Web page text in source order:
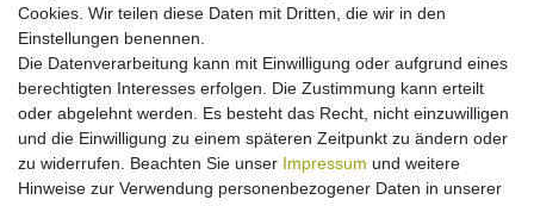
mit maximal möglichen Kapazität bei diesem Akku-Typ!
Hochwertige Zellen mit langer Lebensdauer
passgenau verarbeitet
ersetzt den Originalakku von o.g. Modellen
Aufladung mit jedem zum Gerät passenden Ladegerät
Kein Memoryeffekt
mit Schutz gegen Überladung/Überhitzung/Kurzschluss
maximal mögliche Sicherheit!
Cookies. Wir teilen diese Daten mit Dritten, die wir in den
Einstellungen benennen.
Die Datenverarbeitung kann mit Einwilligung oder aufgrund eines
berechtigten Interesses erfolgen. Die Zustimmung kann erteilt
oder abgelehnt werden. Es besteht das Recht, nicht einzuwilligen
und die Einwilligung zu einem späteren Zeitpunkt zu ändern oder
zu widerrufen. Beachten Sie unser Impressum und weitere
Hinweise zur Verwendung personenbezogener Daten in unserer